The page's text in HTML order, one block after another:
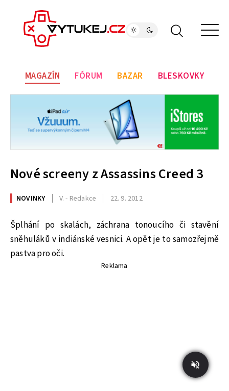
MAGAZÍN FÓRUM BAZAR BLESKOVKY
Nové screeny z Assassins Creed 3
NOVINKY V. - Redakce 22. 9. 2012
Šplhání po skalách, záchrana tonoucího či stavění
sněhuláků v indiánské vesnici. A opět je to samozřejmě
pastva pro oči.
Reklama